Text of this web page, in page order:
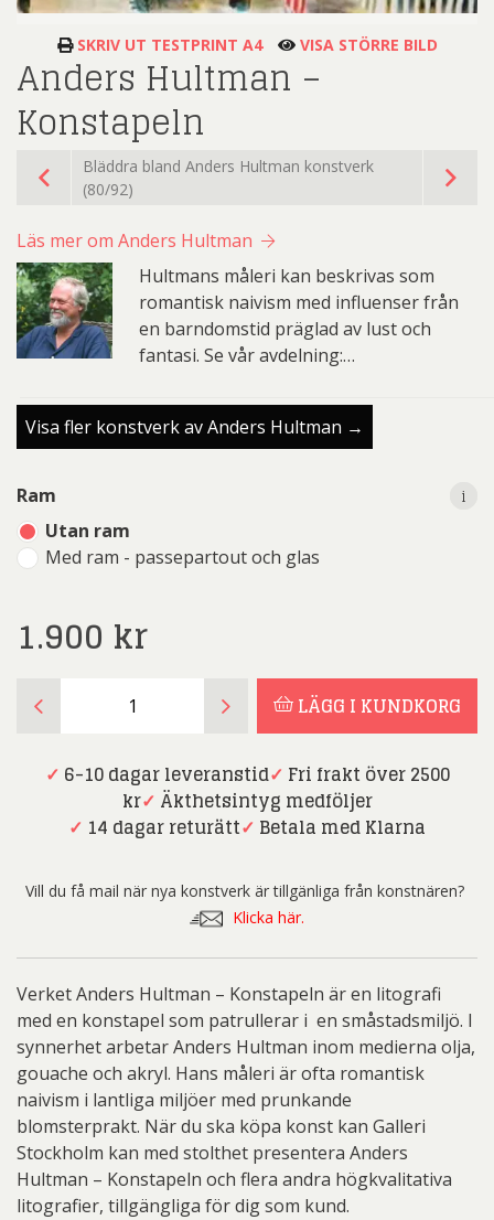
SKRIV UT TESTPRINT A4 VISA STÖRRE BILD
Anders Hultman –
Konstapeln
Bläddra bland Anders Hultman konstverk
(80/92)
Läs mer om Anders Hultman
Hultmans måleri kan beskrivas som
romantisk naivism med influenser från
en barndomstid präglad av lust och
fantasi. Se vår avdelning:…
Visa fler konstverk av Anders Hultman →
Ram
Utan ram
Med ram - passepartout och glas
i
1.900 kr
i
Hultman
Konstapeln
LÄGG I KUNDKORG
✓ 6-10 dagar leveranstid✓ Fri frakt över 2500
kr✓ Äkthetsintyg medföljer
✓ 14 dagar returätt✓ Betala med Klarna
Vill du få mail när nya konstverk är tillgänliga från konstnären?
Klicka här.
Verket Anders Hultman – Konstapeln är en litografi
med en konstapel som patrullerar i en småstadsmiljö. I
synnerhet arbetar Anders Hultman inom medierna olja,
gouache och akryl. Hans måleri är ofta romantisk
naivism i lantliga miljöer med prunkande
blomsterprakt. När du ska köpa konst kan Galleri
Stockholm kan med stolthet presentera Anders
Hultman – Konstapeln och flera andra högkvalitativa
litografier, tillgängliga för dig som kund.